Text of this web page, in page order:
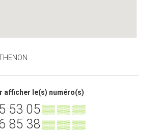
afficher le(s) numéro(s)
53 05▒▒ ▒▒ ▒▒
85 38▒▒ ▒▒ ▒▒